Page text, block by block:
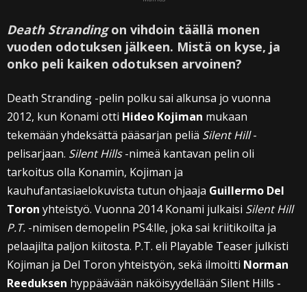
Death Strandingon vihdoin täällä monen
vuoden odotuksen jälkeen. Mistä on kyse, ja
onko peli kaiken odotuksen arvoinen?
Death Stranding -pelin polku sai alkunsa jo vuonna
2012, kun Konami otti Hideo Kojiman mukaan
tekemään yhdeksättä pääsarjan peliä Silent Hill-
pelisarjaan. Silent Hills-nimeä kantavan pelin oli
tarkoitus olla Konamin, Kojiman ja
kauhufantasiaelokuvista tutun ohjaaja Guillermo Del
Toron yhteistyö. Vuonna 2014 Konami julkaisi Silent Hill
P.T. -nimisen demopelin PS4:lle, joka sai kriitikoilta ja
pelaajilta paljon kiitosta. P.T. eli Playable Teaser julkisti
Kojiman ja Del Toron yhteistyön, sekä ilmoitti Norman
Reeduksen hyppäävään näköisyydellään Silent Hills -